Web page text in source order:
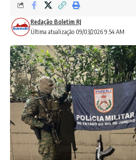
Última atualização 09/03/2026 9:54 AM
Redação Boletim RJ